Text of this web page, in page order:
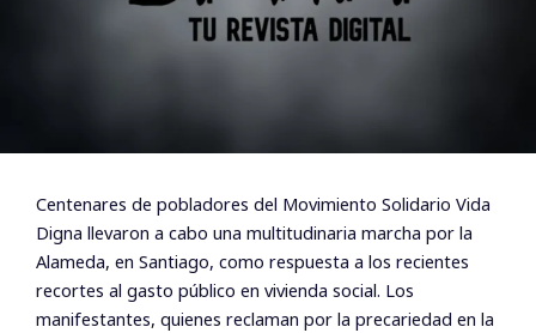
Centenares de pobladores del Movimiento Solidario Vida
Digna llevaron a cabo una multitudinaria marcha por la
Alameda, en Santiago, como respuesta a los recientes
recortes al gasto público en vivienda social. Los
manifestantes, quienes reclaman por la precariedad en la